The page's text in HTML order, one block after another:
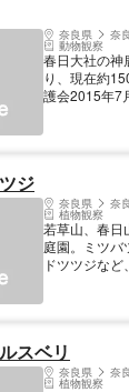
奈良県 奈
動物観察
春日大社の神
り、現在約
護会2015年7
ジ
奈良県 奈
植物観察
若草山、春日
庭園。ミツバ
ドツツジな
スベリ
奈良県 奈
植物観察